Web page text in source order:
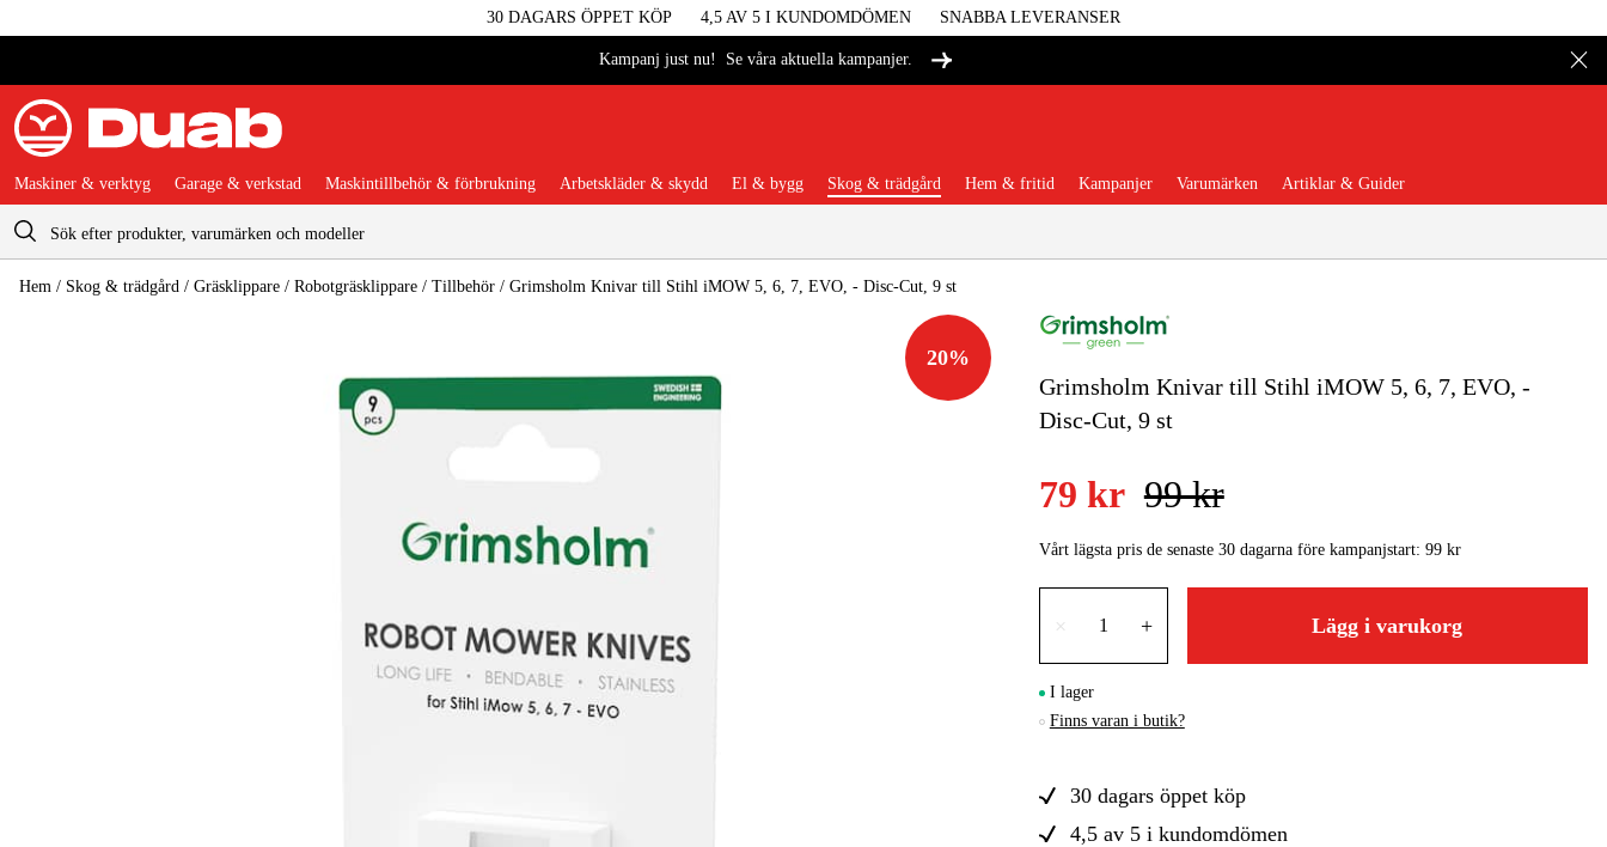
30 DAGARS ÖPPET KÖP 4,5 AV 5 I KUNDOMDÖMEN SNABBA LEVERANSER
Kampanj just nu! Se våra aktuella kampanjer.
Varukorg Populära kategorier
Maskiner & Verktyg Garage & Verkstad
Arbetskläder & Skydd
Skog & Trädgård Hem & Fritid Kampanjer
Maskiner & verktyg Garage & verkstad Maskintillbehör & förbrukning Arbetskläder & skydd El & bygg Skog & trädgård Hem & fritid Kampanjer Varumärken Artiklar & Guider
Hem / Skog & trädgård / Gräsklippare / Robotgräsklippare / Tillbehör / Grimsholm Knivar till Stihl iMOW 5, 6, 7, EVO, - Disc-Cut, 9 st
20%
Grimsholm Knivar till Stihl iMOW 5, 6, 7, EVO, -
Disc-Cut, 9 st
79 kr 99 kr
Vårt lägsta pris de senaste 30 dagarna före kampanjstart: 99 kr
× + Lägg i varukorg
I lager
Finns varan i butik?
30 dagars öppet köp
4,5 av 5 i kundomdömen